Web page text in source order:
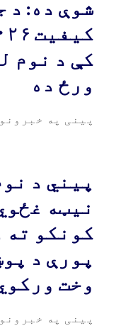
کې د نوم
ورځ ده
پینی په
پیني د
نیټه
کونکو ته
پورې د
وخت
پینی په